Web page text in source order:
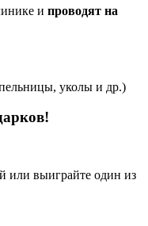
и проводят на
уколы и др.)
или выиграйте один из